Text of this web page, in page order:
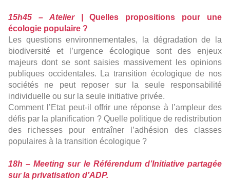
15h45 – Atelier |
Quelles propositions pour une
écologie populaire ?
Les questions environnementales, la dégradation de la
biodiversité et l’urgence écologique sont des enjeux
majeurs dont se sont saisies massivement les opinions
publiques occidentales. La transition écologique de nos
sociétés ne peut reposer sur la seule responsabilité
individuelle ou sur la seule initiative privée.
Comment l’Etat peut-il offrir une réponse à l’ampleur des
défis par la planification ? Quelle politique de redistribution
des richesses pour entraîner l’adhésion des classes
populaires à la transition écologique ?
18h – Meeting sur le Référendum d’Initiative partagée
sur la privatisation d’ADP.